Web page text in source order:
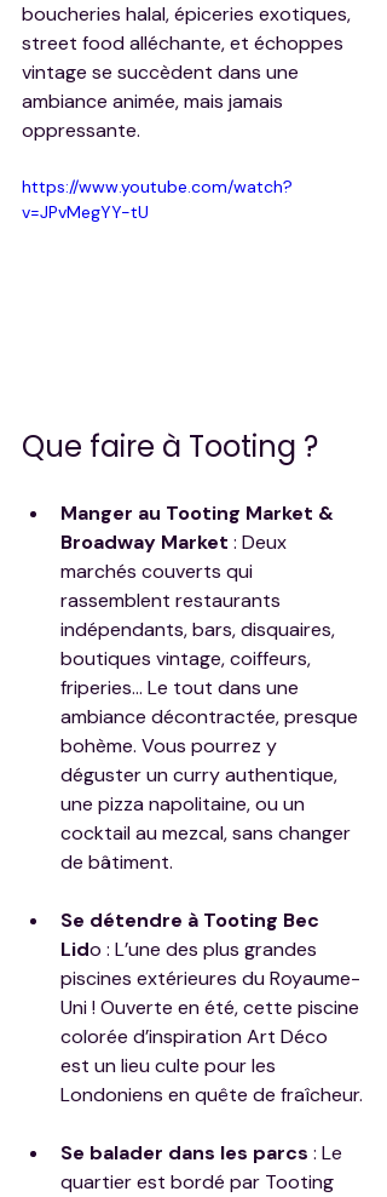
boucheries halal, épiceries exotiques,
street food alléchante, et échoppes
vintage se succèdent dans une
ambiance animée, mais jamais
oppressante.
https://www.youtube.com/watch?
v=JPvMegYY-tU
Que faire à Tooting ?
Manger au Tooting Market &
Broadway Market : Deux
marchés couverts qui
rassemblent restaurants
indépendants, bars, disquaires,
boutiques vintage, coiffeurs,
friperies… Le tout dans une
ambiance décontractée, presque
bohème. Vous pourrez y
déguster un curry authentique,
une pizza napolitaine, ou un
cocktail au mezcal, sans changer
de bâtiment.
Se détendre à Tooting Bec
Lido : L’une des plus grandes
piscines extérieures du Royaume-
Uni ! Ouverte en été, cette piscine
colorée d’inspiration Art Déco
est un lieu culte pour les
Londoniens en quête de fraîcheur.
Se balader dans les parcs : Le
quartier est bordé par Tooting